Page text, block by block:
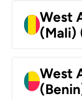
West
(Mali)
West